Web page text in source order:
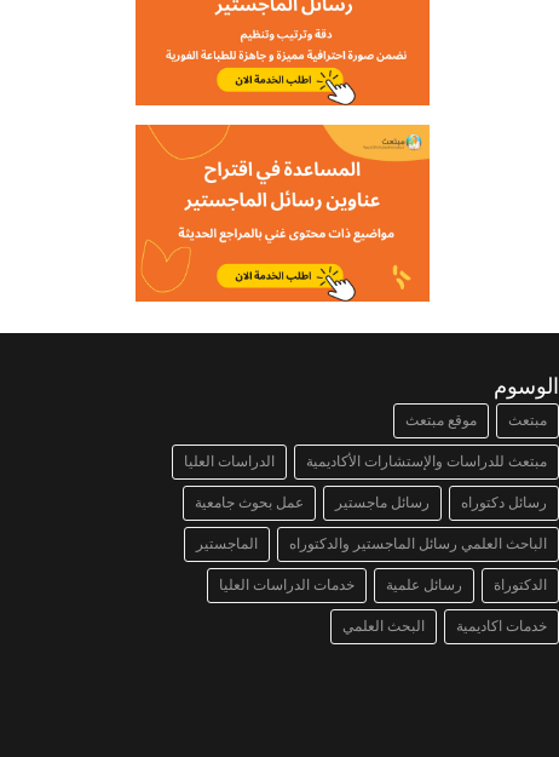
الوسوم
مبتعث موقع مبتعث
مبتعث للدراسات والإستشارات الأكاديمية الدراسات العليا
رسائل دكتوراه رسائل ماجستير عمل بحوث جامعية
الباحث العلمي رسائل الماجستير والدكتوراه الماجستير
الدكتوراة رسائل علمية خدمات الدراسات العليا
خدمات اكاديمية البحث العلمي